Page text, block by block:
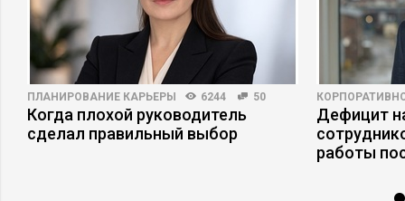
ПЛАНИРОВАНИЕ КАРЬЕРЫ 6244 50
Когда плохой руководитель
сделал правильный выбор
Дефицит
работы